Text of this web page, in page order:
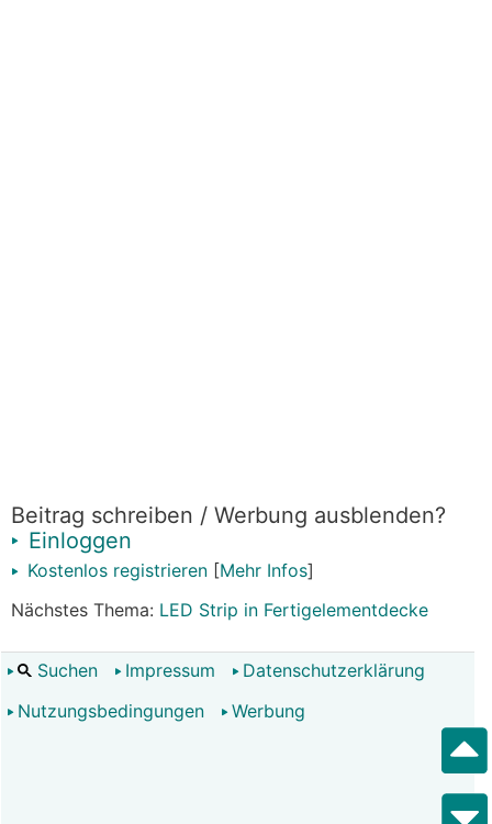
Beitrag schreiben / Werbung ausblenden?
Einloggen
Kostenlos registrieren [Mehr Infos]
Nächstes Thema: LED Strip in Fertigelementdecke
Suchen Impressum
Datenschutzerklärung
Nutzungsbedingungen
Werbung